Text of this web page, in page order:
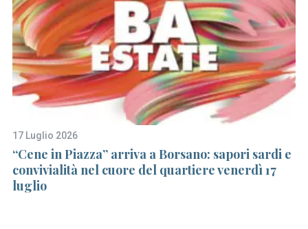
17 Luglio 2026
“Cene in Piazza” arriva a Borsano: sapori sardi e
convivialità nel cuore del quartiere venerdì 17
luglio